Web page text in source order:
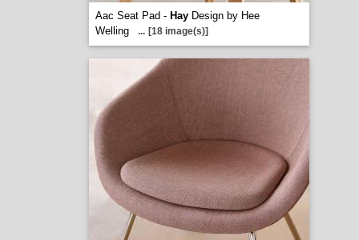
Aac Seat Pad - HayDesign by Hee
Welling
... [18 image(s)]